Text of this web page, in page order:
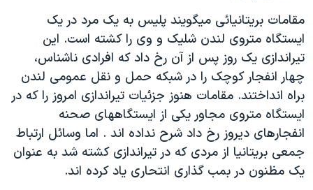
صفحه
اصلی
جهش
به
جستجو
جهان
ورزشی
گزیده‌ها
ویژه برنامه‌ها
ویدیوها
فرهنگ و زندگی
حقوق شهروندی
صفحه‌های ویژه
جام جهانی ۲۰۲۶
عملیات خشم حماسی
۲۵۰سالگی آمریکا
بایگانی برنامه‌های تلویزیونی
مستندها
انتخابات ریاست جمهوری آمریکا ۲۰۲۴
فرکانس‌های صدای آمریکا
پخش رادیویی
یادگیری زبان انگلیسی
دنبال کنید
مقامات بريتانيائی ميگويند پليس به يک مرد در يک
ايستگاه متروی لندن شليک و وی را کشته است. اين
تيراندازی يک روز پس از آن رخ داد که افرادی ناشناس،
چهار انفجار کوچک را در شبکه حمل و نقل عمومی لندن
براه انداختند. مقامات هنوز جزئيات تيراندازی امروز را که در
ايستگاه متروی مجاور يکی از ايستگاههای صحنه
انفجارهای ديروز رخ داد شرح نداده اند . اما وسائل ارتباط
جمعی بريتانيا از مردی که در تيراندازی کشته شد به عنوان
يک مظنون در بمب گذاری انتحاری ياد کرده اند.